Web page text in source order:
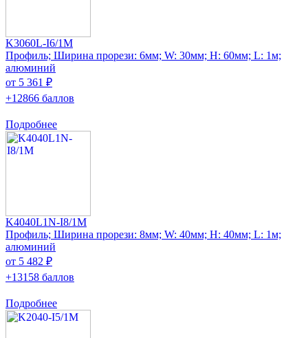
K3060L-I6/1M
Профиль; Ширина прорези: 6мм; W: 30мм; H: 60мм; L: 1м;
алюминий
от 5 361 ₽
+12866 баллов
Подробнее
K4040L1N-I8/1M
Профиль; Ширина прорези: 8мм; W: 40мм; H: 40мм; L: 1м;
алюминий
от 5 482 ₽
+13158 баллов
Подробнее